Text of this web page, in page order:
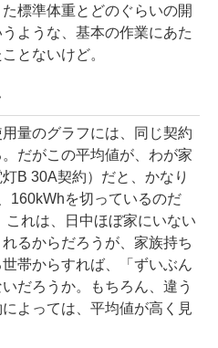
標準体重とどのぐらいの開
ような、基本の作業にあた
とないけど。
量のグラフには、同じ契約
だがこの平均値が、わが家
B 30A契約）だと、かなり
160kWhを切っているのだ
これは、日中ほぼ家にいない
るからだろうが、家族持ち
帯からすれば、「ずいぶん
だろうか。もちろん、違う
よっては、平均値が高く見